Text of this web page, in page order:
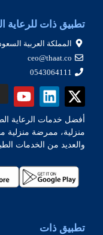
تطبيق ذات للرعاية
المملكة العربية
ceo@thaat.co
0543064111
أفضل خدمات الرعاية
منزلية، ممرضة منزلية
والعديد من الخدمات
تطبيق ذات